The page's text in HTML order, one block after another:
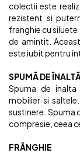
colectii este
rezistent si
franghie cu
de amintit.
este iubit pentru
SPUMĂ DE
Spuma de
mobilier si
sustinere. Spuma
compresie, ceea
FRÂNGHIE